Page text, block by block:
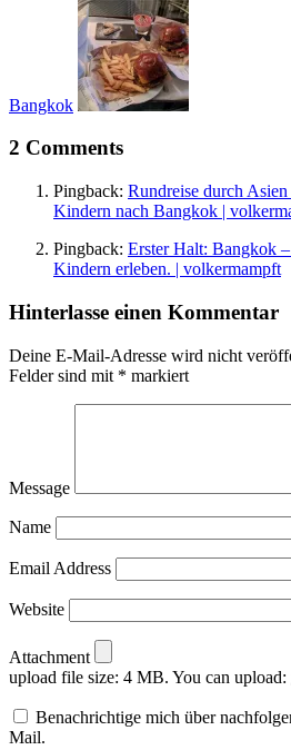
Bangkok
2 Comments
Pingback: Rundreise durch
Kindern nach Bangkok |
Pingback: Erster Halt: Bangkok
Kindern erleben. | volkermampft
Hinterlasse einen Kommentar
Deine E-Mail-Adresse wird nicht
Felder sind mit * markiert
Message
Name
Email Address
Website
Attachment
upload file size: 4 MB. You can upload:
Benachrichtige mich über
Mail.